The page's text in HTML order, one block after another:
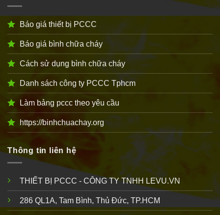
Báo giá thiết bị PCCC
Báo giá bình chữa cháy
Cách sử dụng bình chữa cháy
Danh sách công ty PCCC Tphcm
Làm bảng pccc theo yêu cầu
https://binhchuachay.org
Thông tin liên hệ
THIẾT BỊ PCCC - CÔNG TY TNHH LEVU.VN
286 QL1A, Tam Bình, Thủ Đức, TP.HCM